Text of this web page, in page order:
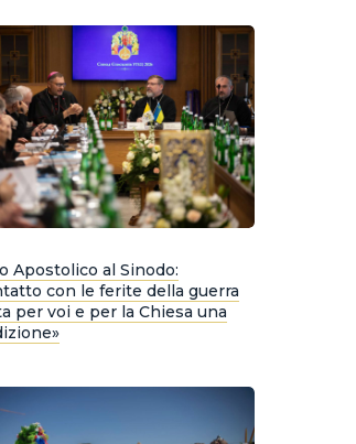
Apostolico al Sinodo:
con le ferite della guerra
per voi e per la Chiesa una